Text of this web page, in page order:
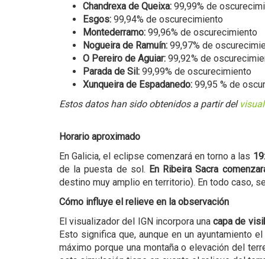
Chandrexa de Queixa: 99,99% de
Esgos: 99,94% de oscurecimiento
Montederramo: 99,96% de oscurecimiento
Nogueira de Ramuín: 99,97% de
O Pereiro de Aguiar: 99,92% de
Parada de Sil: 99,99% de oscurecimiento
Xunqueira de Espadanedo: 99,95 % de
Estos datos han sido obtenidos a partir del
Horario aproximado
En Galicia, el eclipse comenzará en torno a las
de la puesta de sol. En Ribeira Sacra
destino muy amplio en territorio). En todo caso,
Cómo influye el relieve en la observación
El visualizador del IGN incorpora unacapa de
Esto significa que, aunque en un ayuntamiento
máximo porque una montaña o elevación del